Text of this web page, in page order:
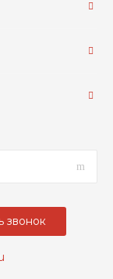
звонок